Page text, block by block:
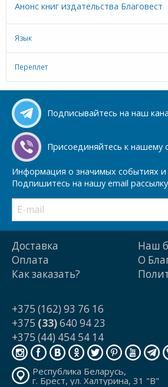
Анонс книг издательства Благовест
Язык
Переплет
Подписывайтесь на наш
Присоединяйтесь к нашему
Информация о значимых событиях и
Подпишитесь на нашу email
Доставка
Оплата
Как заказать?
Наш
О
+375 (162) 93 76 16
+375 (33)640 94 23
+375 (44) 454 54 14
Республика Беларусь,
г. Брест, ул. Халтурина, 31 "В"